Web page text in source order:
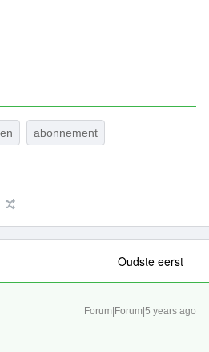
abonnement
Oudste eerst
Forum|Forum|5 years ago